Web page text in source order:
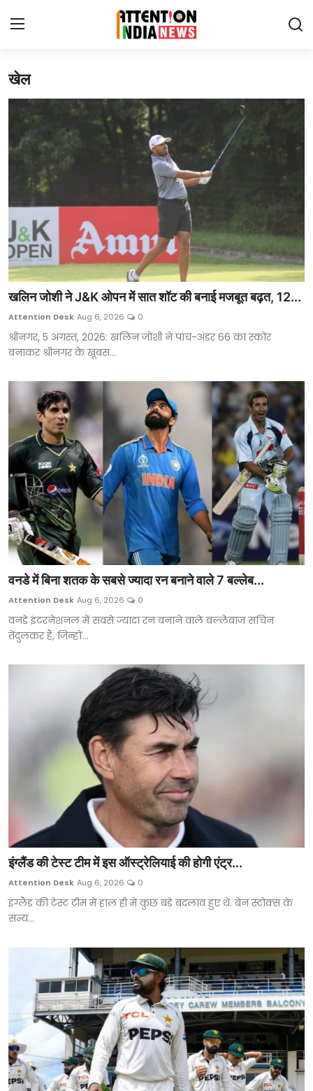
Home
Contact
देश-दुनिया
जन-मंच
जन-विचार
ख़बर हटके
टेक्नोलॉजी
राजनीति
न्यूज़
एंटरटेनमेंट
Gallery
हिंदी
खेल
खलिन जोशी ने J&K ओपन में सात शॉट की बनाई मजबूत बढ़त, 12...
Attention Desk Aug 6, 2026 0
श्रीनगर, 5 अगस्त, 2026: खलिन जोशी ने पांच-अंडर 66 का स्कोर
बनाकर श्रीनगर के खूबस...
वनडे में बिना शतक के सबसे ज्यादा रन बनाने वाले 7 बल्लेब...
Attention Desk Aug 6, 2026 0
वनडे इंटरनेशनल में सबसे ज्यादा रन बनाने वाले बल्लेबाज सचिन
तेंदुलकर हैं, जिन्हों...
इंग्लैंड की टेस्ट टीम में इस ऑस्ट्रेलियाई की होगी एंट्र...
Attention Desk Aug 6, 2026 0
इंग्लैंड की टेस्ट टीम में हाल ही में कुछ बड़े बदलाव हुए थे. बेन स्टोक्स के
संन्य...